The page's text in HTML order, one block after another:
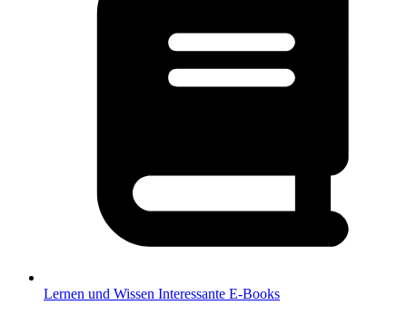
Lernen und Wissen Interessante E-Books